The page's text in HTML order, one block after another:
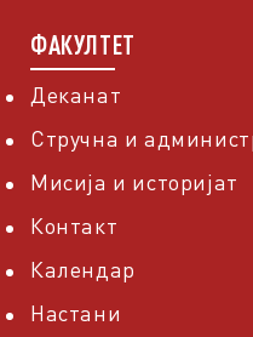
ФАКУЛТЕТ
Деканат
Стручна и
Мисија и историјат
Контакт
Календар
Настани